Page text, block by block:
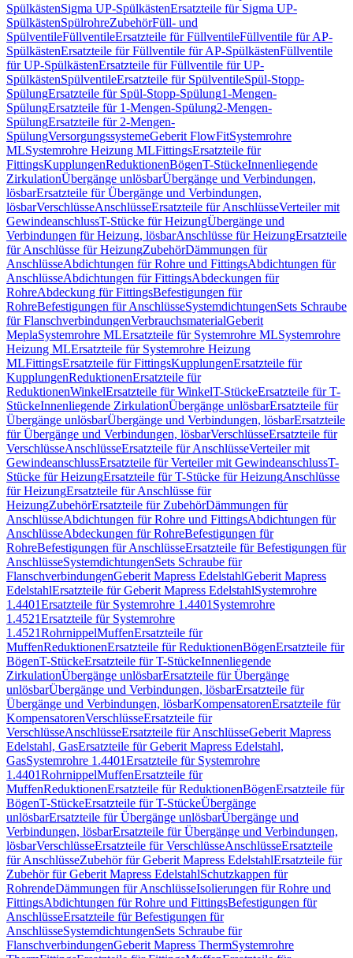
SpülkästenSigma UP-SpülkästenErsatzteile für Sigma UP-
SpülkästenSpülrohreZubehörFüll- und
SpülventileFüllventileErsatzteile für FüllventileFüllventile für AP-
SpülkästenErsatzteile für Füllventile für AP-SpülkästenFüllventile
für UP-SpülkästenErsatzteile für Füllventile für UP-
SpülkästenSpülventileErsatzteile für SpülventileSpül-Stopp-
SpülungErsatzteile für Spül-Stopp-Spülung1-Mengen-
SpülungErsatzteile für 1-Mengen-Spülung2-Mengen-
SpülungErsatzteile für 2-Mengen-
SpülungVersorgungssystemeGeberit FlowFitSystemrohre
MLSystemrohre Heizung MLFittingsErsatzteile für
FittingsKupplungenReduktionenBögenT-StückeInnenliegende
ZirkulationÜbergänge unlösbarÜbergänge und Verbindungen,
lösbarErsatzteile für Übergänge und Verbindungen,
lösbarVerschlüsseAnschlüsseErsatzteile für AnschlüsseVerteiler mit
GewindeanschlussT-Stücke für HeizungÜbergänge und
Verbindungen für Heizung, lösbarAnschlüsse für HeizungErsatzteile
für Anschlüsse für HeizungZubehörDämmungen für
AnschlüsseAbdichtungen für Rohre und FittingsAbdichtungen für
AnschlüsseAbdichtungen für FittingsAbdeckungen für
RohreAbdeckung für FittingsBefestigungen für
RohreBefestigungen für AnschlüsseSystemdichtungenSets Schraube
für FlanschverbindungenVerbrauchsmaterialGeberit
MeplaSystemrohre MLErsatzteile für Systemrohre MLSystemrohre
Heizung MLErsatzteile für Systemrohre Heizung
MLFittingsErsatzteile für FittingsKupplungenErsatzteile für
KupplungenReduktionenErsatzteile für
ReduktionenWinkelErsatzteile für WinkelT-StückeErsatzteile für T-
StückeInnenliegende ZirkulationÜbergänge unlösbarErsatzteile für
Übergänge unlösbarÜbergänge und Verbindungen, lösbarErsatzteile
für Übergänge und Verbindungen, lösbarVerschlüsseErsatzteile für
VerschlüsseAnschlüsseErsatzteile für AnschlüsseVerteiler mit
GewindeanschlussErsatzteile für Verteiler mit GewindeanschlussT-
Stücke für HeizungErsatzteile für T-Stücke für HeizungAnschlüsse
für HeizungErsatzteile für Anschlüsse für
HeizungZubehörErsatzteile für ZubehörDämmungen für
AnschlüsseAbdichtungen für Rohre und FittingsAbdichtungen für
AnschlüsseAbdeckungen für RohreBefestigungen für
RohreBefestigungen für AnschlüsseErsatzteile für Befestigungen für
AnschlüsseSystemdichtungenSets Schraube für
FlanschverbindungenGeberit Mapress EdelstahlGeberit Mapress
EdelstahlErsatzteile für Geberit Mapress EdelstahlSystemrohre
1.4401Ersatzteile für Systemrohre 1.4401 Systemrohre
1.4521Ersatzteile für Systemrohre
1.4521RohrnippelMuffenErsatzteile für
MuffenReduktionenErsatzteile für ReduktionenBögenErsatzteile für
BögenT-StückeErsatzteile für T-StückeInnenliegende
ZirkulationÜbergänge unlösbarErsatzteile für Übergänge
unlösbarÜbergänge und Verbindungen, lösbarErsatzteile für
Übergänge und Verbindungen, lösbarKompensatorenErsatzteile für
KompensatorenVerschlüsseErsatzteile für
VerschlüsseAnschlüsseErsatzteile für AnschlüsseGeberit Mapress
Edelstahl, GasErsatzteile für Geberit Mapress Edelstahl,
GasSystemrohre 1.4401Ersatzteile für Systemrohre
1.4401RohrnippelMuffenErsatzteile für
MuffenReduktionenErsatzteile für ReduktionenBögenErsatzteile für
BögenT-StückeErsatzteile für T-StückeÜbergänge
unlösbarErsatzteile für Übergänge unlösbarÜbergänge und
Verbindungen, lösbarErsatzteile für Übergänge und Verbindungen,
lösbarVerschlüsseErsatzteile für VerschlüsseAnschlüsseErsatzteile
für AnschlüsseZubehör für Geberit Mapress EdelstahlErsatzteile für
Zubehör für Geberit Mapress EdelstahlSchutzkappen für
RohrendeDämmungen für AnschlüsseIsolierungen für Rohre und
FittingsAbdichtungen für Rohre und FittingsBefestigungen für
AnschlüsseErsatzteile für Befestigungen für
AnschlüsseSystemdichtungenSets Schraube für
FlanschverbindungenGeberit Mapress ThermSystemrohre